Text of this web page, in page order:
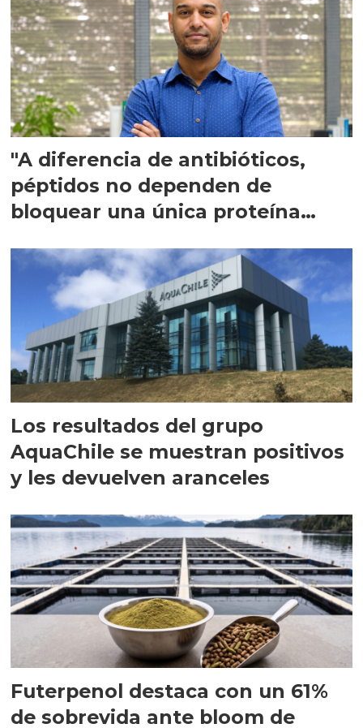
"A diferencia de antibióticos,
péptidos no dependen de
bloquear una única proteína
Los resultados del grupo
AquaChile se muestran positivos
y les devuelven aranceles
Futerpenol destaca con un 61%
de sobrevida ante bloom de